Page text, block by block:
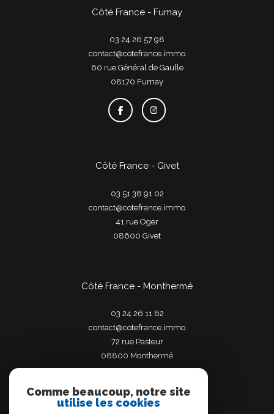
Côté France - Fumay
03 24 26 57 98
contact@cotefrance.immo
60 rue Général de Gaulle
08170
fumay
Côté France - Givet
03 51 38 91 02
contact@cotefrance.immo
41 rue Oger
08600
givet
Côté France - Monthermé
03 24 26 11 62
contact@cotefrance.immo
72 rue Pasteur
08800
monthermé
Adhérents
Comme beaucoup, notre site
utilise les cookies